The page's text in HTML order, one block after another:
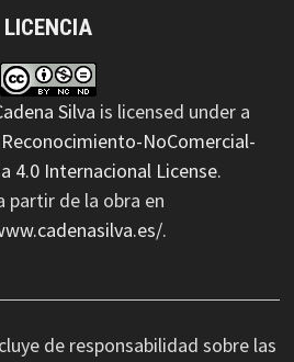
LICENCIA
Silva is licensed under a
NoComercial-
4.0 Internacional License.
partir de la obra en
.
de responsabilidad sobre las